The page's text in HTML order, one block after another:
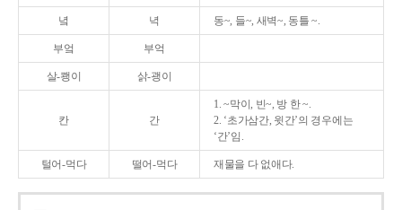
녘 녁 동~, 들~, 새벽~, 동틀 ~.
부엌 부억
살-쾡이 삵-괭이
칸 간
1. ~막이, 빈~, 방 한 ~.
2. ‘초가삼간, 윗간’의 경우에는
‘간’임.
털어-먹다 떨어-먹다 재물을 다 없애다.